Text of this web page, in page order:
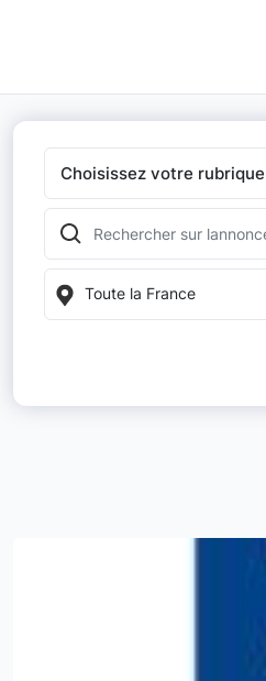
Choisissez votre rubrique
Toute la France